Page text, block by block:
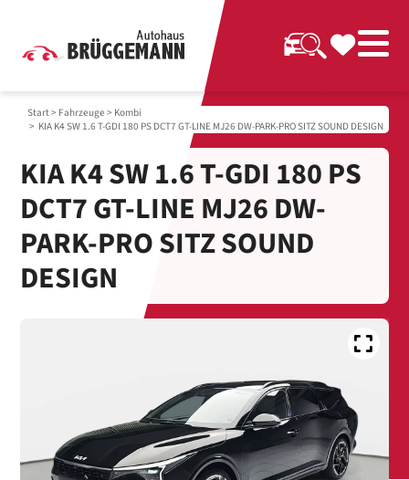
Start> Fahrzeuge > Kombi
> KIA K4 SW 1.6 T-GDI 180 PS DCT7 GT-LINE MJ26 DW-PARK-PRO SITZ SOUND DESIGN
KIA K4 SW 1.6 T-GDI 180 PS
DCT7 GT-LINE MJ26 DW-
PARK-PRO SITZ SOUND
DESIGN